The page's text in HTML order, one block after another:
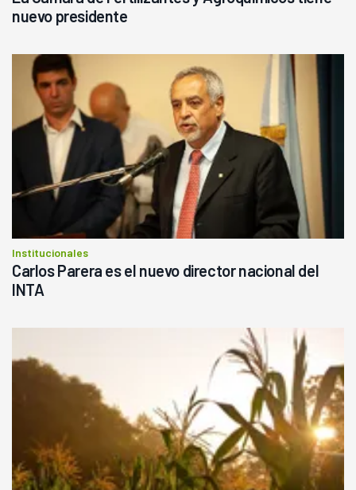
nuevo presidente
Institucionales
Carlos Parera es el nuevo director nacional del
INTA